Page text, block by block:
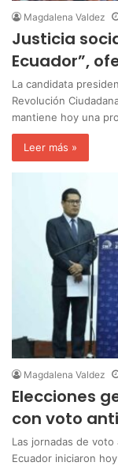
Magdalena Valdez
Justicia
Ecuador”,
La candidata
Revolución
mantiene hoy una
Leer más »
Magdalena Valdez
Elecciones
con voto
Las jornadas de
Ecuador iniciaron